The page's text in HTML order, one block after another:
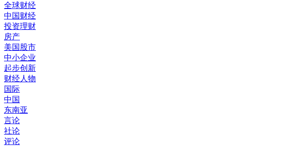
全球财经
中国财经
投资理财
房产
美国股市
中小企业
起步创新
财经人物
国际
中国
东南亚
言论
社论
评论